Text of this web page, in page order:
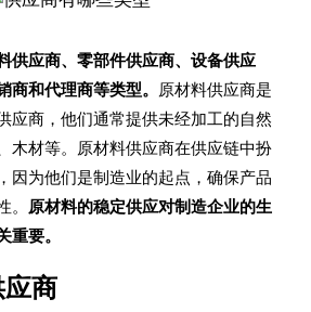
供应商、零部件供应商、设备供应
商和代理商等类型。 原材料供应商是
应商，他们通常提供未经加工的自然
木材等。原材料供应商在供应链中扮
因为他们是制造业的起点，确保产品
。 原材料的稳定供应对制造企业的生
重要。
商